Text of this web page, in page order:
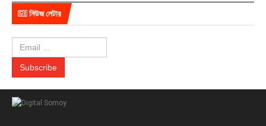
নিউজ লেটার